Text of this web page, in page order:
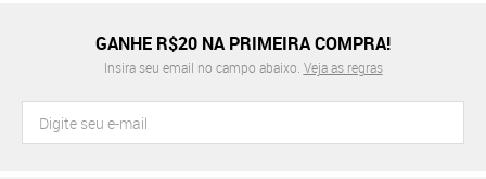
GANHE R$20 NA PRIMEIRA COMPRA!
Insira seu email no campo abaixo. Veja as regras